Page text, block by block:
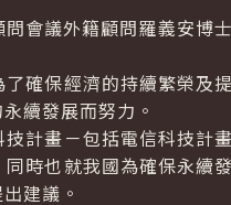
議外籍顧問羅義安博
保經濟的持續繁榮及
續發展而努力。
畫－包括電信科技計
時也就我國為確保永續
建議。